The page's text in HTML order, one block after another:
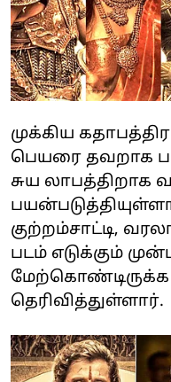
முக்கிய
பெயரை தவறாக
சுய
குற்றம்சாட்டி,
படம் எடுக்கும்
தெரிவித்துள்ளார்.